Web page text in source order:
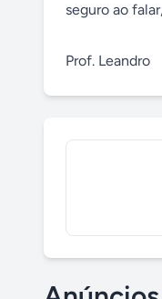
seguro ao
Prof. Leandro